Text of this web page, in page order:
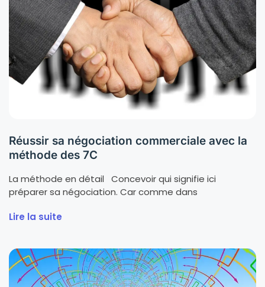
Réussir sa négociation commerciale avec la
méthode des 7C
La méthode en détail Concevoir qui signifie ici
préparer sa négociation. Car comme dans
Lire la suite